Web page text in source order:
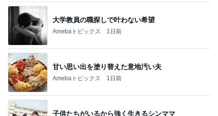
甘い思い出を塗り替えた意地汚い夫
Amebaトピックス 1日前
子供たちがいるから強く生きるシンママ
Amebaトピックス 1日前